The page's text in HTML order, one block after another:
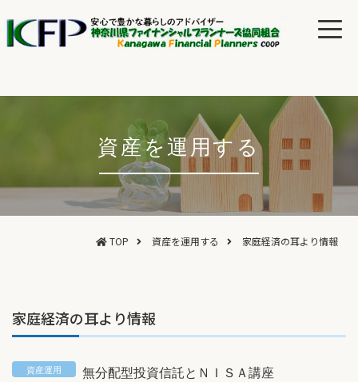
資産を運用する
TOP 資産を運用する 家庭経済の耳より情報
家庭経済の耳より情報
無分配型投資信託とＮＩＳＡ講座